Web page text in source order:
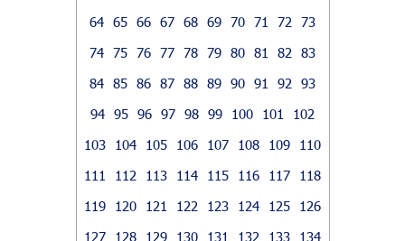
64 65 66 67 68 69 70 71 72
73
74 75 76 77 78 79 80 81 82
83
84 85 86 87 88 89 90 91 92
93
94 95 96 97 98 99 100 101
102
103
104 105 106 107 108 109
110
111
112 113 114 115 116 117
118
119
120 121 122 123 124 125
126
127
128 129 130 131 132 133
134